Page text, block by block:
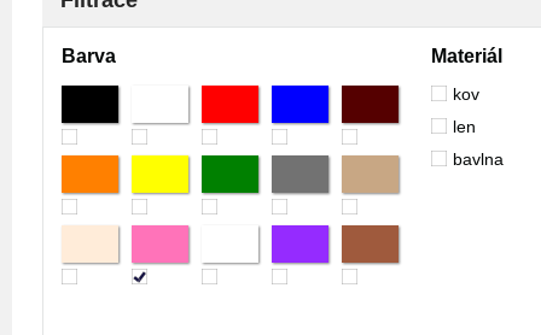
Barva Materiál
kov
len
bavlna